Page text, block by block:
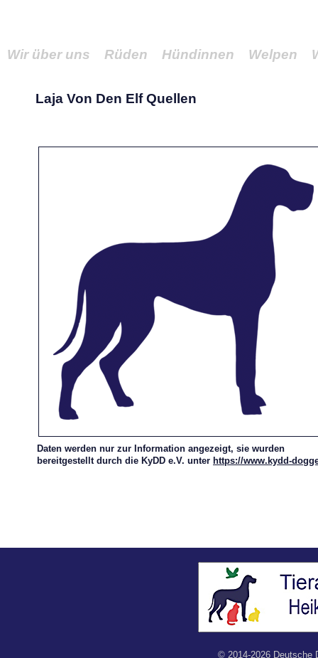
Wir über uns Rüden Hündinnen Welpen
Laja Von Den Elf Quellen
Daten werden nur zur Information angezeigt, sie wurden
bereitgestellt durch die KyDD e.V. unter https://www.kydd-
© 2014-2026 Deutsche